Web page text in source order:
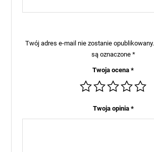
Twój adres e-mail nie zostanie opublikowany.
są oznaczone *
Twoja ocena *
Twoja opinia *